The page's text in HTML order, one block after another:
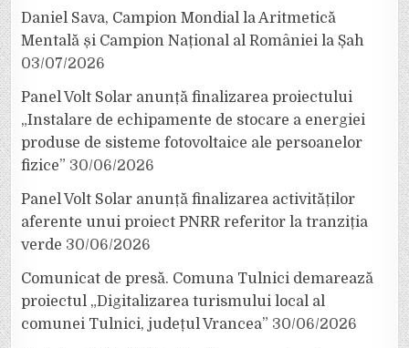
Daniel Sava, Campion Mondial la Aritmetică
Mentală și Campion Național al României la Șah
03/07/2026
Panel Volt Solar anunță finalizarea proiectului
„Instalare de echipamente de stocare a energiei
produse de sisteme fotovoltaice ale persoanelor
fizice” 30/06/2026
Panel Volt Solar anunță finalizarea activităților
aferente unui proiect PNRR referitor la tranziția
verde 30/06/2026
Comunicat de presă. Comuna Tulnici demarează
proiectul „Digitalizarea turismului local al
comunei Tulnici, județul Vrancea” 30/06/2026